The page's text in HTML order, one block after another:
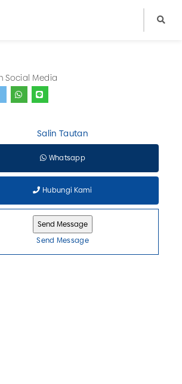
Social Media
Salin Tautan
Whatsapp
Hubungi Kami
Send Message